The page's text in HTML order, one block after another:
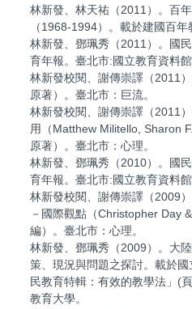
林新發、林天祐（2011）。百
（1968-1994）。載於建國百年
林新發、鄧珮秀（2011）。國
育年報。臺北市:國立教育資料館
林新發校閱、謝傳崇譯（2011
原著）。臺北市：巨流。
林新發校閱、謝傳崇譯（2011
用（Matthew Militello, Sharon
原著）。臺北市：心理。
林新發、鄧珮秀（2010）。國
育年報。臺北市:國立教育資料館
林新發校閱、謝傳崇譯（2009
－國際觀點（Christopher Day
編）。臺北市：心理。
林新發、鄧珮秀（2009）。大
策、現況與問題之探討。載於
民教育特輯：有效的教學法」(
教育大學。